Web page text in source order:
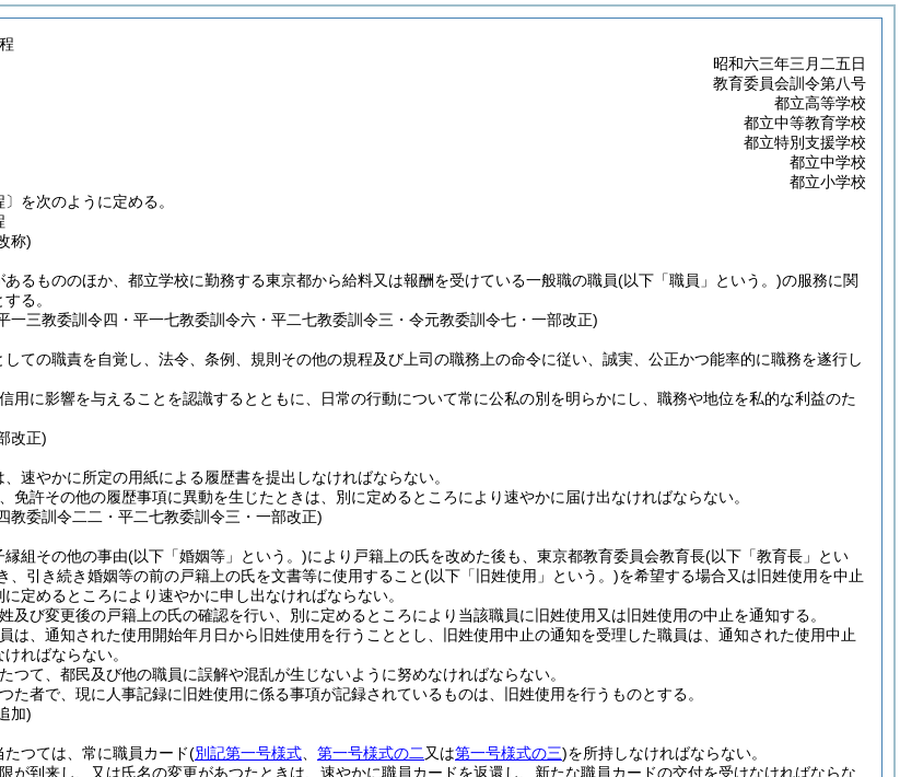
昭和六三年三月二五日
教育委員会訓令第八号
都立高等学校
都立中等教育学校
都立特別支援学校
都立中学校
都立小学校
を次のように定める。
称)
あるもののほか、都立学校に勤務する東京都から給料又は報酬を受けている一般職の職員(以下「職員」という。)の服務に関
る。
一三教委訓令四・平一七教委訓令六・平二七教委訓令三・令元教委訓令七・一部改正)
ての職責を自覚し、法令、条例、規則その他の規程及び上司の職務上の命令に従い、誠実、公正かつ能率的に職務を遂行し
用に影響を与えることを認識するとともに、日常の行動について常に公私の別を明らかにし、職務や地位を私的な利益のた
改正)
速やかに所定の用紙による履歴書を提出しなければならない。
免許その他の履歴事項に異動を生じたときは、別に定めるところにより速やかに届け出なければならない。
教委訓令二二・平二七教委訓令三・一部改正)
組その他の事由(以下「婚姻等」という。)により戸籍上の氏を改めた後も、東京都教育委員会教育長(以下「教育長」とい
、引き続き婚姻等の前の戸籍上の氏を文書等に使用すること(以下「旧姓使用」という。)を希望する場合又は旧姓使用を中止
定めるところにより速やかに申し出なければならない。
及び変更後の戸籍上の氏の確認を行い、別に定めるところにより当該職員に旧姓使用又は旧姓使用の中止を通知する。
は、通知された使用開始年月日から旧姓使用を行うこととし、旧姓使用中止の通知を受理した職員は、通知された使用中止
ればならない。
つて、都民及び他の職員に誤解や混乱が生じないように努めなければならない。
た者で、現に人事記録に旧姓使用に係る事項が記録されているものは、旧姓使用を行うものとする。
加)
つては、常に職員カード(別記第一号様式 第一号様式の二 又は第一号様式の三)を所持しなければならない。
が到来し、又は氏名の変更があつたときは、速やかに職員カードを返還し、新たな職員カードの交付を受けなければならな